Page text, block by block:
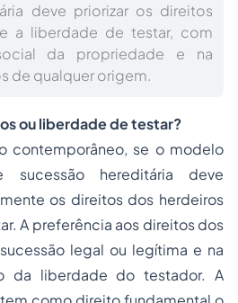
deve priorizar os direitos
a liberdade de testar, com
da propriedade e na
de qualquer origem.
ou liberdade de testar?
contemporâneo, se o modelo
sucessão hereditária deve
os direitos dos herdeiros
A preferência aos direitos dos
legal ou legítima e na
da liberdade do testador. A